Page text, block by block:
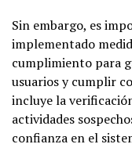
Sin embargo, es
implementado
cumplimiento para
usuarios y cumplir
incluye la
actividades
confianza en el